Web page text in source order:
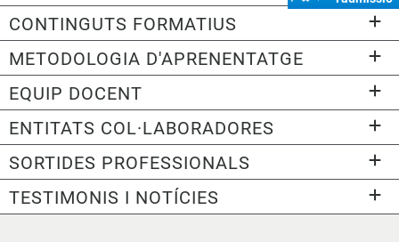
CONTINGUTS FORMATIUS
METODOLOGIA D'APRENENTATGE
EQUIP DOCENT
ENTITATS COL·LABORADORES
SORTIDES PROFESSIONALS
TESTIMONIS I NOTÍCIES